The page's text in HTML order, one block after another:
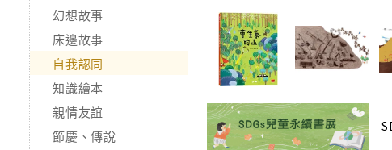
幻想故事
床邊故事
自我認同
知識繪本
親情友誼
節慶、傳說